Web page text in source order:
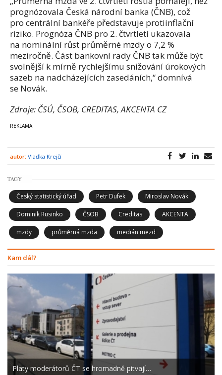
prognózovala Česká národní banka (ČNB), což
pro centrální bankéře představuje protiinflační
riziko. Prognóza ČNB pro 2. čtvrtletí ukazovala
na nominální růst průměrné mzdy o 7,2 %
meziročně. Část bankovní rady ČNB tak může být
svolnější k mírně rychlejšímu snižování úrokových
sazeb na nadcházejících zasedáních,“ domnívá
se Novák.
Zdroje: ČSÚ, ČSOB, CREDITAS, AKCENTA CZ
autor: Vlaďka Krejčí
TAGY
Český statistický úřad Petr Dufek Miroslav Novák
Dominik Rusinko ČSOB Creditas AKCENTA
mzdy průměrná mzda medián mezd
Kam dál?
Platy moderátorů ČT se hromadně pitvají…